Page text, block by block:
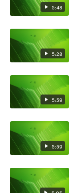
5:48
5:28
5:59
5:59